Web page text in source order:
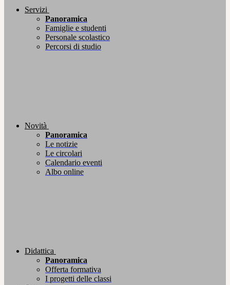
Servizi
Panoramica
Famiglie e studenti
Personale scolastico
Percorsi di studio
Novità
Panoramica
Le notizie
Le circolari
Calendario eventi
Albo online
Didattica
Panoramica
Offerta formativa
I progetti delle classi